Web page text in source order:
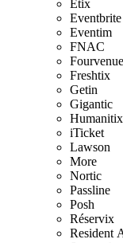
Etix
Eventbrite
Eventim
FNAC
Freshtix
Getin
Gigantic
Humanitix
iTicket
Lawson
More
Nortic
Passline
Posh
Réservix
Resident